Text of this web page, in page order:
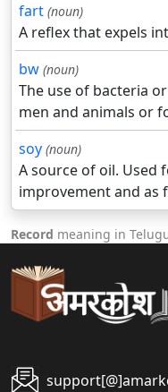
fart (noun)
A reflex that expels
bw (noun)
The use of bacteria
men and animals or
soy (noun)
A source of oil. Used
improvement and as
Record meaning in